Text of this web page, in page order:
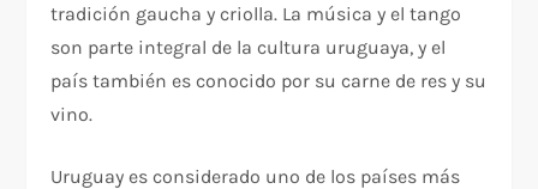
tradición gaucha y criolla. La música y el tango
son parte integral de la cultura uruguaya, y el
país también es conocido por su carne de res y su
vino.
Uruguay es considerado uno de los países más